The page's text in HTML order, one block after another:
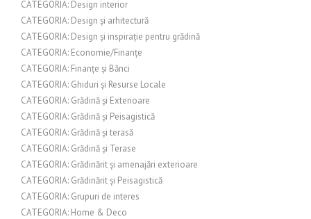
CATEGORIA: Design interior
CATEGORIA: Design și arhitectură
CATEGORIA: Design și inspirație pentru grădină
CATEGORIA: Economie/Finanțe
CATEGORIA: Finanțe și Bănci
CATEGORIA: Ghiduri și Resurse Locale
CATEGORIA: Grădină și Exterioare
CATEGORIA: Grădină și Peisagistică
CATEGORIA: Grădină și terasă
CATEGORIA: Grădină și Terase
CATEGORIA: Grădinărit și amenajări exterioare
CATEGORIA: Grădinărit și Peisagistică
CATEGORIA: Grupuri de interes
CATEGORIA: Home & Deco